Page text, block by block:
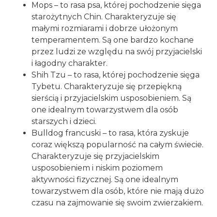
Mops – to rasa psa, której pochodzenie sięga
starożytnych Chin. Charakteryzuje się
małymi rozmiarami i dobrze ułożonym
temperamentem. Są one bardzo kochane
przez ludzi ze względu na swój przyjacielski
i łagodny charakter.
Shih Tzu – to rasa, której pochodzenie sięga
Tybetu. Charakteryzuje się przepiękną
sierścią i przyjacielskim usposobieniem. Są
one idealnym towarzystwem dla osób
starszych i dzieci.
Bulldog francuski – to rasa, która zyskuje
coraz większą popularność na całym świecie.
Charakteryzuje się przyjacielskim
usposobieniem i niskim poziomem
aktywności fizycznej. Są one idealnym
towarzystwem dla osób, które nie mają dużo
czasu na zajmowanie się swoim zwierzakiem.